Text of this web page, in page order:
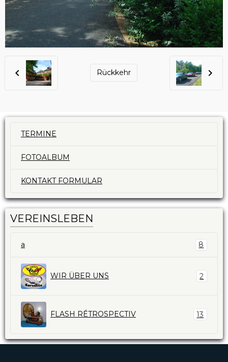
Rückkehr
TERMINE
FOTOALBUM
KONTAKT FORMULAR
VEREINSLEBEN
a 8
WIR ÜBER UNS 2
FLASH RÉTROSPECTIV 13